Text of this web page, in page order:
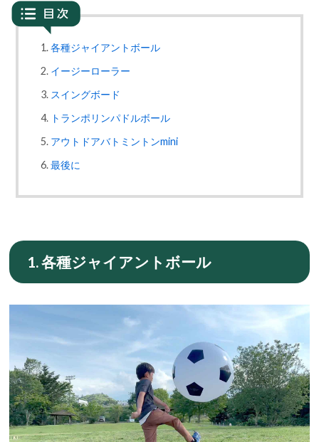
各種ジャイアントボール
イージーローラー
スイングボード
トランポリンパドルボール
アウトドアバトミントンmini
最後に
1. 各種ジャイアントボール